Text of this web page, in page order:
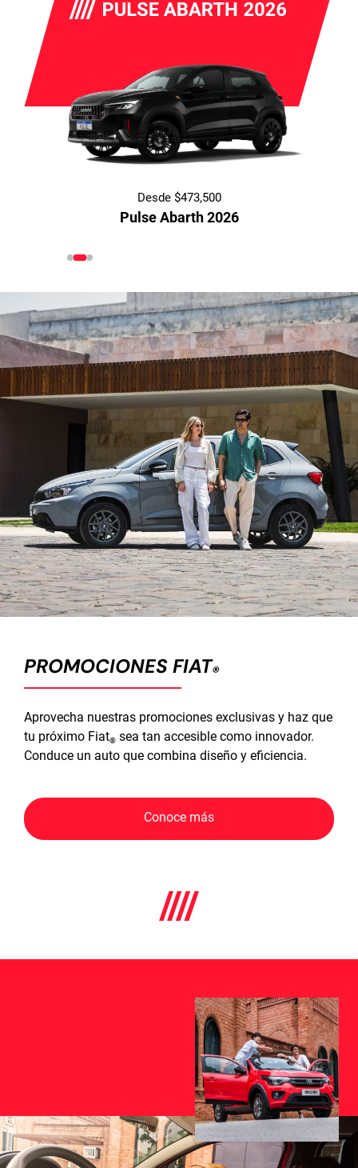
Desde $473,500
Pulse Abarth 2026
PROMOCIONES FIAT®
Aprovecha nuestras promociones exclusivas y haz que
tu próximo Fiat®sea tan accesible como innovador.
Conduce un auto que combina diseño y eficiencia.
Conoce más